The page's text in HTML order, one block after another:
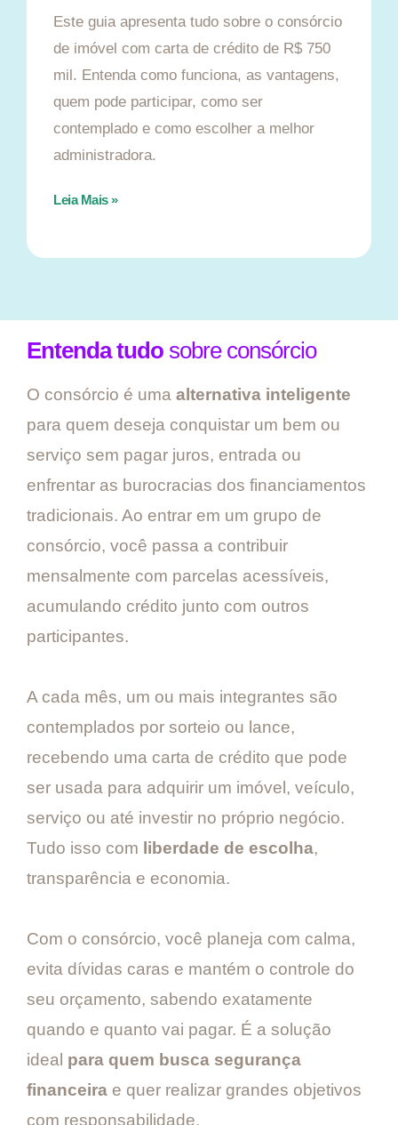
Este guia apresenta tudo sobre o consórcio
de imóvel com carta de crédito de R$ 750
mil. Entenda como funciona, as vantagens,
quem pode participar, como ser
contemplado e como escolher a melhor
administradora.
Leia Mais »
Entenda tudo sobre consórcio
O consórcio é uma alternativa inteligente
para quem deseja conquistar um bem ou
serviço sem pagar juros, entrada ou
enfrentar as burocracias dos financiamentos
tradicionais. Ao entrar em um grupo de
consórcio, você passa a contribuir
mensalmente com parcelas acessíveis,
acumulando crédito junto com outros
participantes.
A cada mês, um ou mais integrantes são
contemplados por sorteio ou lance,
recebendo uma carta de crédito que pode
ser usada para adquirir um imóvel, veículo,
serviço ou até investir no próprio negócio.
Tudo isso com liberdade de escolha,
transparência e economia.
Com o consórcio, você planeja com calma,
evita dívidas caras e mantém o controle do
seu orçamento, sabendo exatamente
quando e quanto vai pagar. É a solução
ideal para quem busca segurança
financeira e quer realizar grandes objetivos
com responsabilidade.